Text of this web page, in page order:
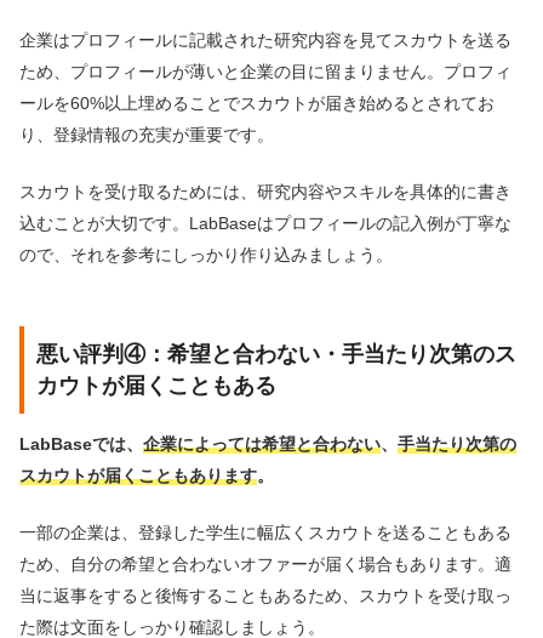
企業はプロフィールに記載された研究内容を見てスカウトを送る
ため、プロフィールが薄いと企業の目に留まりません。プロフィ
ールを60%以上埋めることでスカウトが届き始めるとされてお
り、登録情報の充実が重要です。
スカウトを受け取るためには、研究内容やスキルを具体的に書き
込むことが大切です。LabBaseはプロフィールの記入例が丁寧な
ので、それを参考にしっかり作り込みましょう。
悪い評判④：希望と合わない・手当たり次第のス
カウトが届くこともある
LabBaseでは、 企業によっては希望と合わない、 手当たり次第の
スカウトが届くこともあります。
一部の企業は、登録した学生に幅広くスカウトを送ることもある
ため、自分の希望と合わないオファーが届く場合もあります。 適
当に返事をすると後悔することもあるため、スカウトを受け取っ
た際は文面をしっかり確認しましょう。